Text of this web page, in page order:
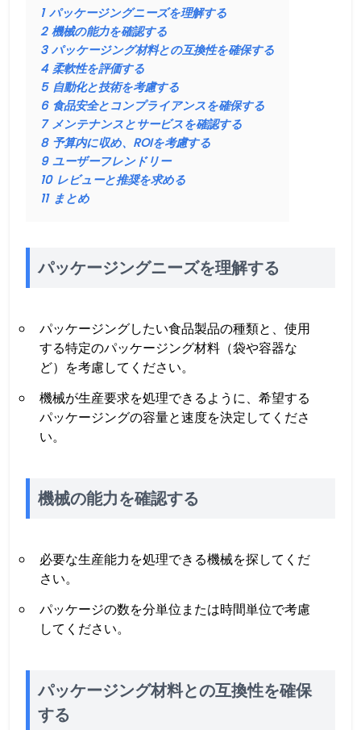
1 パッケージングニーズを理解する
2 機械の能力を確認する
3 パッケージング材料との互換性を確保する
4 柔軟性を評価する
5 自動化と技術を考慮する
6 食品安全とコンプライアンスを確保する
7 メンテナンスとサービスを確認する
8 予算内に収め、ROIを考慮する
9 ユーザーフレンドリー
10 レビューと推奨を求める
11 まとめ
パッケージングニーズを理解する
パッケージングしたい食品製品の種類と、使用
する特定のパッケージング材料（袋や容器な
ど）を考慮してください。
機械が生産要求を処理できるように、希望する
パッケージングの容量と速度を決定してくださ
い。
機械の能力を確認する
必要な生産能力を処理できる機械を探してくだ
さい。
パッケージの数を分単位または時間単位で考慮
してください。
パッケージング材料との互換性を確保
する